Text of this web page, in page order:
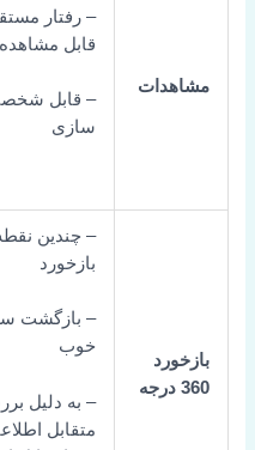
– رفتار مستقیم
قابل مشاهده است
– قابل شخصی
– چندین نقطه
– بازگشت سرمایه
– به دلیل بررسی
متقابل اطلاعات،